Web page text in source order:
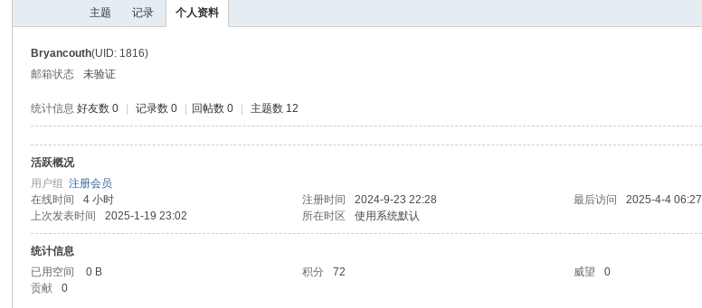
主题 记录 个人资料
Bryancouth(UID: 1816)
邮箱状态
未验证
统计信息 好友数 0 记录数 0 回帖数 0 主题数 12
活跃概况
用户组注册会员
在线时间
4 小时 注册时间 2024-9-23 22:28 最后访问 2025-4-4 06:27
上次发表时间
2025-1-19 23:02 所在时区 使用系统默认
统计信息
已用空间
0 B 积分 72 威望 0
贡献
0